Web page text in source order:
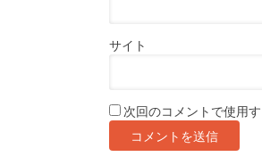
サイト
次回のコメントで使用